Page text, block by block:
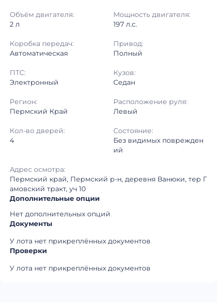
Объём двигателя:
2 л
Мощность двигателя:
197 л.с.
Коробка передач:
Автоматическая
Привод:
Полный
ПТС:
Электронный
Кузов:
Седан
Регион:
Пермский Край
Расположение руля:
Левый
Кол-во дверей:
4
Состояние:
Без видимых поврежден
ий
Адрес осмотра:
Пермский край, Пермский р-н, деревня Ванюки, тер Г
амовский тракт, уч 10
Дополнительные опции
Нет дополнительных опций
Документы
У лота нет прикреплённых документов
Проверки
У лота нет прикреплённых документов